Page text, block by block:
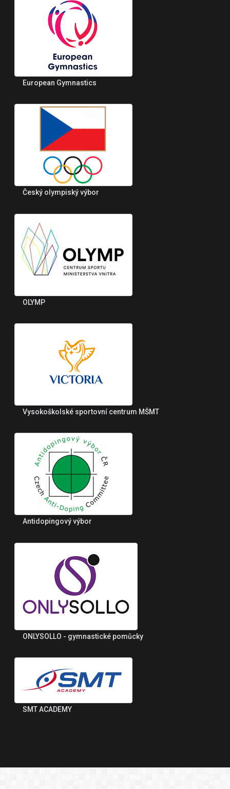
European Gymnastics
Český olympiský výbor
OLYMP
Vysokoškolské sportovní centrum MŠMT
Antidopingový výbor
ONLYSOLLO - gymnastické pomůcky
SMT ACADEMY